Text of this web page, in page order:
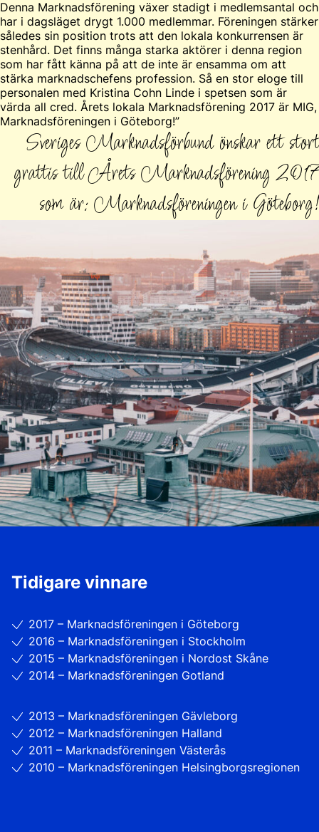
Denna Marknadsförening växer stadigt i medlemsantal och
har i dagsläget drygt 1.000 medlemmar. Föreningen stärker
således sin position trots att den lokala konkurrensen är
stenhård. Det finns många starka aktörer i denna region
som har fått känna på att de inte är ensamma om att
stärka marknadschefens profession. Så en stor eloge till
personalen med Kristina Cohn Linde i spetsen som är
värda all cred. Årets lokala Marknadsförening 2017 är MIG,
Marknadsföreningen i Göteborg!”
Sveriges Marknadsförbund önskar ett stort
grattis till Årets Marknadsförening 2017
som är: Marknadsföreningen i Göteborg!
Tidigare vinnare
2017 – Marknadsföreningen i Göteborg
2016 – Marknadsföreningen i Stockholm
2015 – Marknadsföreningen i Nordost Skåne
2014 – Marknadsföreningen Gotland
2013 – Marknadsföreningen Gävleborg
2012 – Marknadsföreningen Halland
2011 – Marknadsföreningen Västerås
2010 – Marknadsföreningen Helsingborgsregionen